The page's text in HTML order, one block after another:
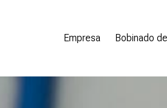
Empresa Bobinado